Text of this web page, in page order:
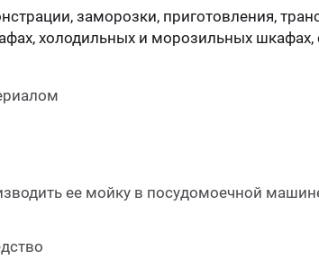
заморозки, приготовления,
холодильных и морозильных
ее мойку в посудомоечной